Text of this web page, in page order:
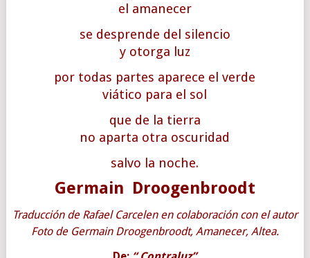
el amanecer
se desprende del silencio
y otorga luz
por todas partes aparece el verde
viático para el sol
que de la tierra
no aparta otra oscuridad
salvo la noche.
Germain Droogenbroodt
Traducción de Rafael Carcelen en colaboración con el autor
Foto de Germain Droogenbroodt, Amanecer, Altea.